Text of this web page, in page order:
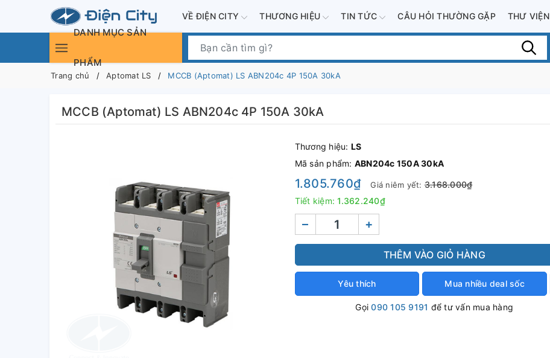
VỀ ĐIỆN CITY THƯƠNG HIỆU TIN TỨC CÂU HỎI THƯỜNG GẶP THƯ VIỆN
DANH MỤC SẢN
PHẨM
Trang chủ Aptomat LS MCCB (Aptomat) LS ABN204c 4P 150A 30kA
MCCB (Aptomat) LS ABN204c 4P 150A 30kA
Thương hiệu: LS
Mã sản phẩm: ABN204c 150A 30kA
1.805.760₫ Giá niêm yết: 3.168.000₫
Tiết kiệm:1.362.240₫
– +
THÊM VÀO GIỎ HÀNG
Yêu thích Mua nhiều deal sốc
Gọi090 105 9191 để tư vấn mua hàng